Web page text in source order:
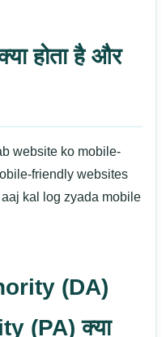
होता है और
website ko mobile-
friendly websites
kal log zyada mobile
(DA)
(PA) क्या